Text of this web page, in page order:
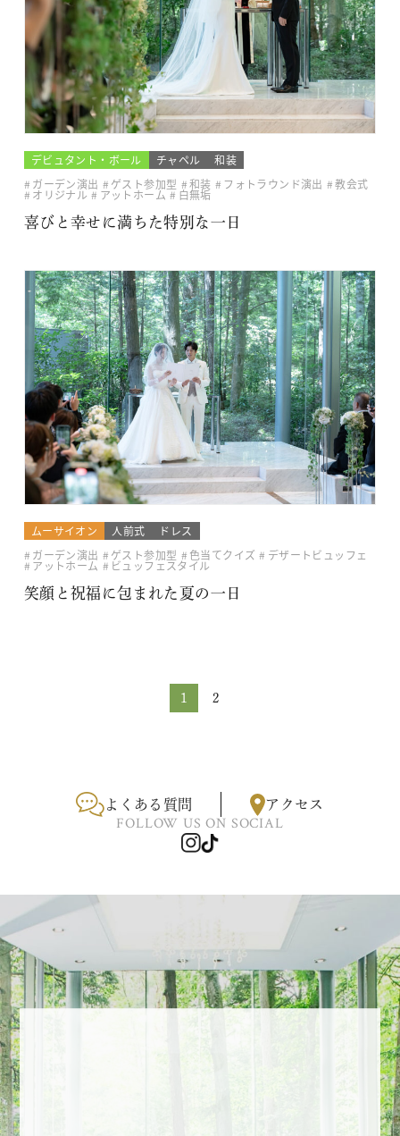
デビュタント・ボール チャペル
和装
ガーデン演出
ゲスト参加型 和装 フォトラウンド演出 教会式
オリジナル アットホーム
白無垢
喜びと幸せに満ちた特別な一日
ムーサイオン 人前式
ドレス
ガーデン演出
ゲスト参加型 色当てクイズ デザートビュッフェ
アットホーム
ビュッフェスタイル
笑顔と祝福に包まれた夏の一日
1 2
よくある質問 アクセス
FOLLOW US ON SOCIAL